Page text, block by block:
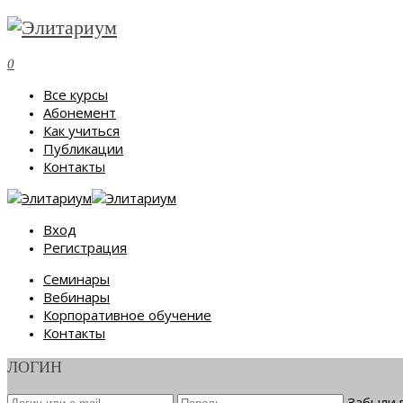
0
Все курсы
Абонемент
Как учиться
Публикации
Контакты
Вход
Регистрация
Семинары
Вебинары
Корпоративное обучение
Контакты
ЛОГИН